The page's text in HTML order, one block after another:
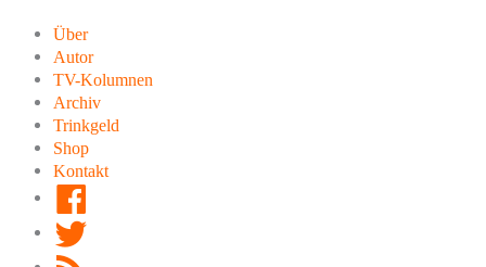
Inhalt
springen
Über
Autor
TV-Kolumnen
Archiv
Trinkgeld
Shop
Kontakt